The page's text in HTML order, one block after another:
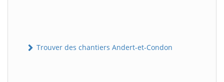
Trouver des chantiers Andert-et-Condon